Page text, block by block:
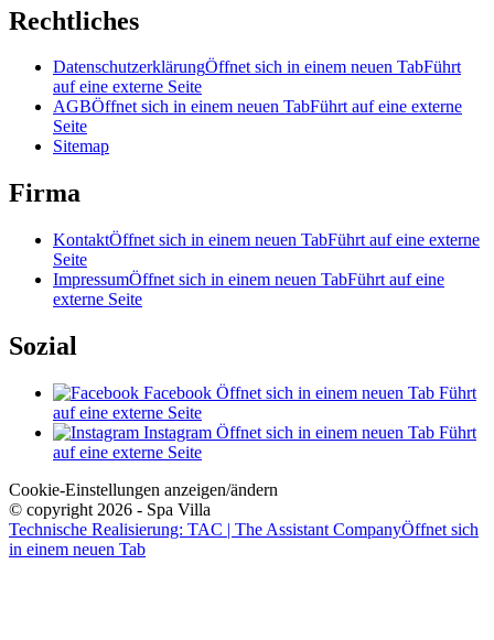
Rechtliches
DatenschutzerklärungÖffnet sich in einem neuen TabFührt
auf eine externe Seite
AGBÖffnet sich in einem neuen TabFührt auf eine externe
Seite
Sitemap
Firma
KontaktÖffnet sich in einem neuen TabFührt auf eine externe
Seite
ImpressumÖffnet sich in einem neuen TabFührt auf eine
externe Seite
Sozial
Facebook Öffnet sich in einem neuen Tab Führt
auf eine externe Seite
Instagram Öffnet sich in einem neuen Tab Führt
auf eine externe Seite
Cookie-Einstellungen anzeigen/ändern
© copyright 2026 - Spa Villa
Technische Realisierung: TAC | The Assistant CompanyÖffnet sich
in einem neuen Tab